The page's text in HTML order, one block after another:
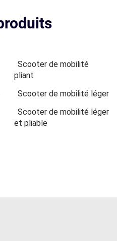
Scooter de mobilité
pliant
Scooter de mobilité léger
Scooter de mobilité léger
et pliable